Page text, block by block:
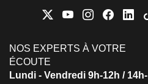
NOS EXPERTS À VOTRE
ÉCOUTE
Lundi - Vendredi 9h-12h / 14h-